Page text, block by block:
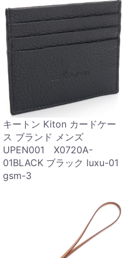
キートン Kiton カードケー
ス ブランド メンズ
UPEN001 X0720A-
01BLACK ブラック luxu-01
gsm-3